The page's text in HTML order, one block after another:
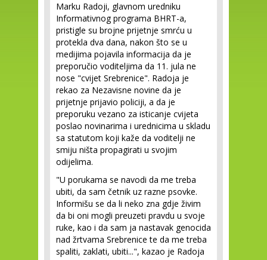
Marku Radoji, glavnom uredniku
Informativnog programa BHRT-a,
pristigle su brojne prijetnje smrću u
protekla dva dana, nakon što se u
medijima pojavila informacija da je
preporučio voditeljima da 11. jula ne
nose "cvijet Srebrenice". Radoja je
rekao za Nezavisne novine da je
prijetnje prijavio policiji, a da je
preporuku vezano za isticanje cvijeta
poslao novinarima i urednicima u skladu
sa statutom koji kaže da voditelji ne
smiju ništa propagirati u svojim
odijelima.
"U porukama se navodi da me treba
ubiti, da sam četnik uz razne psovke.
Informišu se da li neko zna gdje živim
da bi oni mogli preuzeti pravdu u svoje
ruke, kao i da sam ja nastavak genocida
nad žrtvama Srebrenice te da me treba
spaliti, zaklati, ubiti...", kazao je Radoja